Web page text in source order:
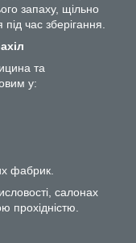
запаху, щільно
час зберігання.
та
у:
фабрик.
салонах
прохідністю.